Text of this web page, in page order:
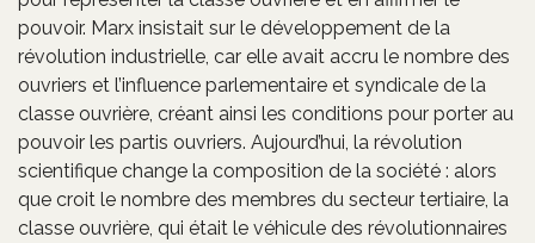
pouvoir. Marx insistait sur le développement de la
révolution industrielle, car elle avait accru le nombre des
ouvriers et l’influence parlementaire et syndicale de la
classe ouvrière, créant ainsi les conditions pour porter au
pouvoir les partis ouvriers. Aujourd’hui, la révolution
scientifique change la composition de la société : alors
que croit le nombre des membres du secteur tertiaire, la
classe ouvrière, qui était le véhicule des révolutionnaires